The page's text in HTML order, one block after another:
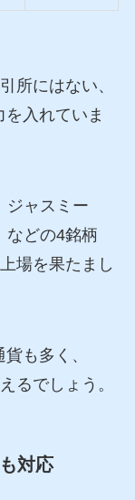
所にはない、
入れていま
ジャスミー
などの4銘柄
場を果たまし
も多く、
るでしょう。
対応